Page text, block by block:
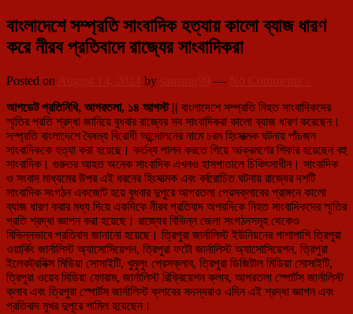
বাংলাদেশে সম্প্রতি সাংবাদিক হত্যায় কালো ব্যাজ ধারণ
করে নীরব প্রতিবাদে রাজ্যের সাংবাদিকরা
Posted on August 14, 2024 by santanu99 — No Comments ↓
আপডেট প্রতিনিধি, আগরতলা, ১৪ আগস্ট || বাংলাদেশে সম্প্রতি নিহত সাংবাদিকদের
স্মৃতির প্রতি শ্রদ্ধা জানিয়ে বুধবার রাজ্যের সব সাংবাদিকরা কালো ব্যাজ ধারণ করেছেন।
সম্প্রতি বাংলাদেশে বৈষম্য বিরোধী আন্দোলনের নামে চরম হিংসাত্মক ঘটনায় পাঁচজন
সাংবাদিককে হত্যা করা হয়েছে। কর্তব্য পালন করতে গিয়ে আক্রমণের শিকার হয়েছেন বহু
সাংবাদিক। গুরুতর আহত অনেক সাংবাদিক এখনও হাসপাতালে চিকিৎসাধীন। সাংবাদিক
ও সংবাদ মাধ্যমের উপর এই ধরনের হিংসাত্মক এবং বর্বরোচিত ঘটনায় রাজ্যের দশটি
সাংবাদিক সংগঠন একজোট হয়ে বুধবার দুপুরে আগরতলা প্রেসক্লাবের প্রাঙ্গনে কালো
ব্যাজ ধারণ করার মধ্য দিয়ে একদিকে নীরব প্রতিবাদ অপরদিকে নিহত সাংবাদিকদের স্মৃতির
প্রতি শ্রদ্ধা জ্ঞাপন করা হয়েছে। রাজ্যের বিভিন্ন জেলা সংগঠনসমূহ থেকেও
বিভিন্নভাবে প্রতিবাদ জানানো হয়েছে। ত্রিপুরা জার্নালিস্ট ইউনিয়নের পাশাপাশি ত্রিপুরা
ওয়ার্কিং জার্নালিস্ট অ্যাসোসিয়েশন, ত্রিপুরা ফটো জার্নালিস্ট অ্যাসোসিয়েশন, ত্রিপুরা
ইলেকট্রনিক্স মিডিয়া সোসাইটি, খুমুলুং প্রেসক্লাব, ত্রিপুরা ডিজিটাল মিডিয়া সোসাইটি,
ত্রিপুরা ওয়েব মিডিয়া ফোরাম, জার্নালিস্ট রিক্রিয়েশন ক্লাব, আগরতলা স্পোর্টস জার্নালিস্ট
ক্লাব এবং ত্রিপুরা স্পোর্টস জার্নালিস্ট ক্লাবের সদস্যরাও এদিন এই শ্রদ্ধা জ্ঞাপন এবং
প্রতিবাদ মুখর দুপুরে শামিল হয়েছেন।